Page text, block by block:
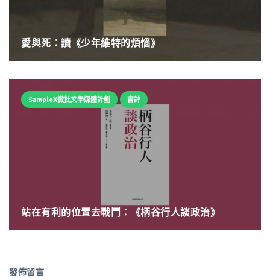
愛與死：讀《少年維特的煩惱》
SampleX微批文學媒體計劃 書評
站在有利的位置去戰鬥：《柄谷行人談政治》
發佈留言